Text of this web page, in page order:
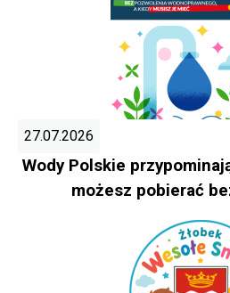
27.07.2026
Wody Polskie
możesz pobierać